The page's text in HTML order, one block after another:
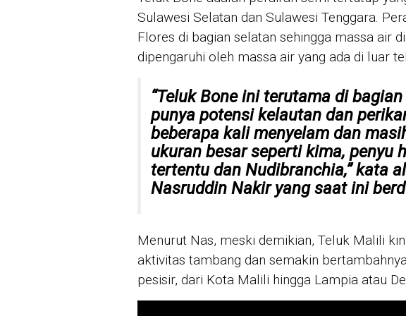
Sulawesi Selatan dan Sulawesi Tenggara.
Flores di bagian selatan sehingga massa air
dipengaruhi oleh massa air yang ada di luar
“Teluk Bone ini terutama di
punya potensi kelautan dan
beberapa kali menyelam dan
ukuran besar seperti kima, penyu
tertentu dan Nudibranchia,” kata
Nasruddin Nakir yang saat ini
Menurut Nas, meski demikian, Teluk Malili
aktivitas tambang dan semakin
pesisir, dari Kota Malili hingga Lampia atau